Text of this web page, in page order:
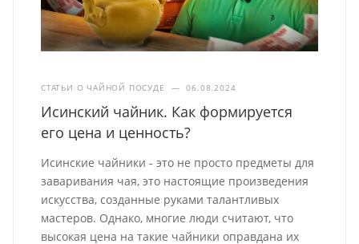
СТАТЬИ О ЧАЙНОЙ ПОСУДЕ — 06.08.2024
Исинский чайник. Как формируется
его цена и ценность?
Исинские чайники - это не просто предметы для
заваривания чая, это настоящие произведения
искусства, созданные руками талантливых
мастеров. Однако, многие люди считают, что
высокая цена на такие чайники оправдана их